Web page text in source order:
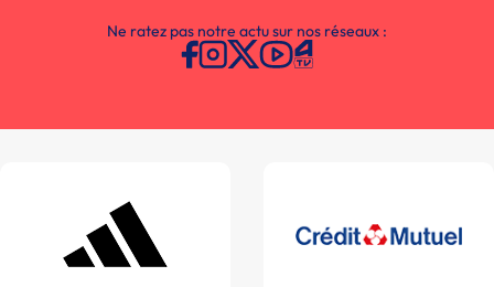
Ne ratez pas notre actu sur nos réseaux :